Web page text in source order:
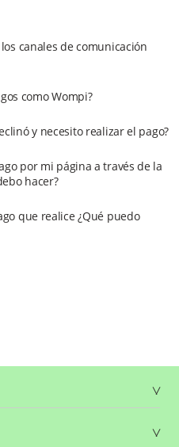
canales de comunicación
como Wompi?
y necesito realizar el pago?
por mi página a través de la
hacer?
que realice ¿Qué puedo